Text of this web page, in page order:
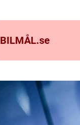
BILMÅL.se